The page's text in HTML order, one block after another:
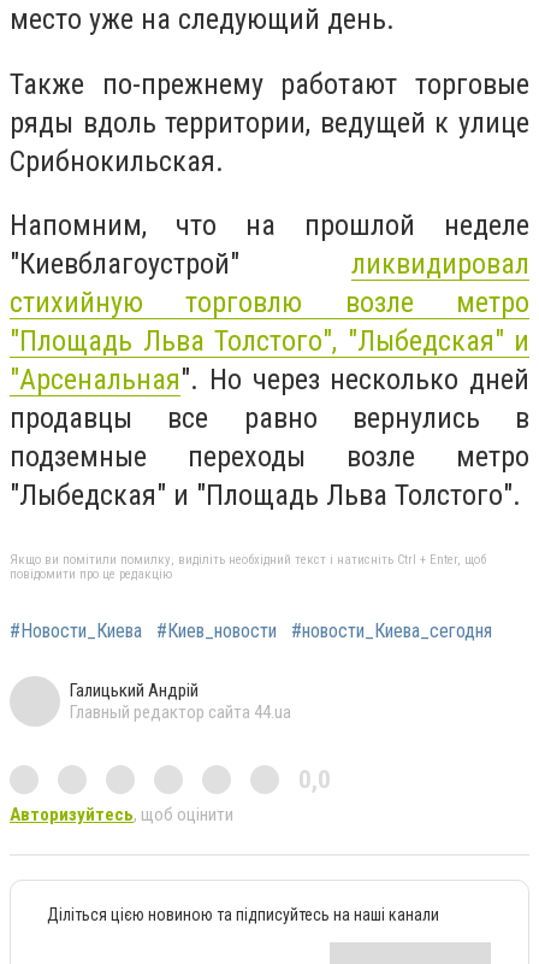
место уже на следующий день.
Также по-прежнему работают торговые
ряды вдоль территории, ведущей к улице
Срибнокильская.
Напомним, что на прошлой неделе
"Киевблагоустрой" ликвидировал
стихийную торговлю возле метро
"Площадь Льва Толстого", "Лыбедская" и
"Арсенальная". Но через несколько дней
продавцы все равно вернулись в
подземные переходы возле метро
"Лыбедская" и "Площадь Льва Толстого".
Якщо ви помітили помилку, виділіть необхідний текст і натисніть Ctrl + Enter, щоб
повідомити про це редакцію
#Новости_Киева #Киев_новости #новости_Киева_сегодня
Галицький Андрій
Главный редактор сайта 44.ua
0,0
Авторизуйтесь, щоб оцінити
Діліться цією новиною та підписуйтесь на наші канали